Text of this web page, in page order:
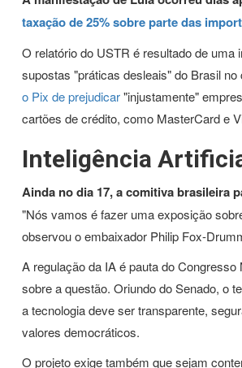
taxação de 25% sobre parte das
O relatório do USTR é resultado de
supostas "práticas desleais" do Brasil
o Pix de prejudicar"injustamente"
cartões de crédito, como MasterCard e
Inteligência
Ainda no dia 17, a comitiva brasileira
"Nós vamos é fazer uma exposição
observou o embaixador Philip Fox-
A regulação da IA é pauta do
sobre a questão. Oriundo do Senado, o
a tecnologia deve ser transparente,
valores democráticos.
O projeto exige também que sejam